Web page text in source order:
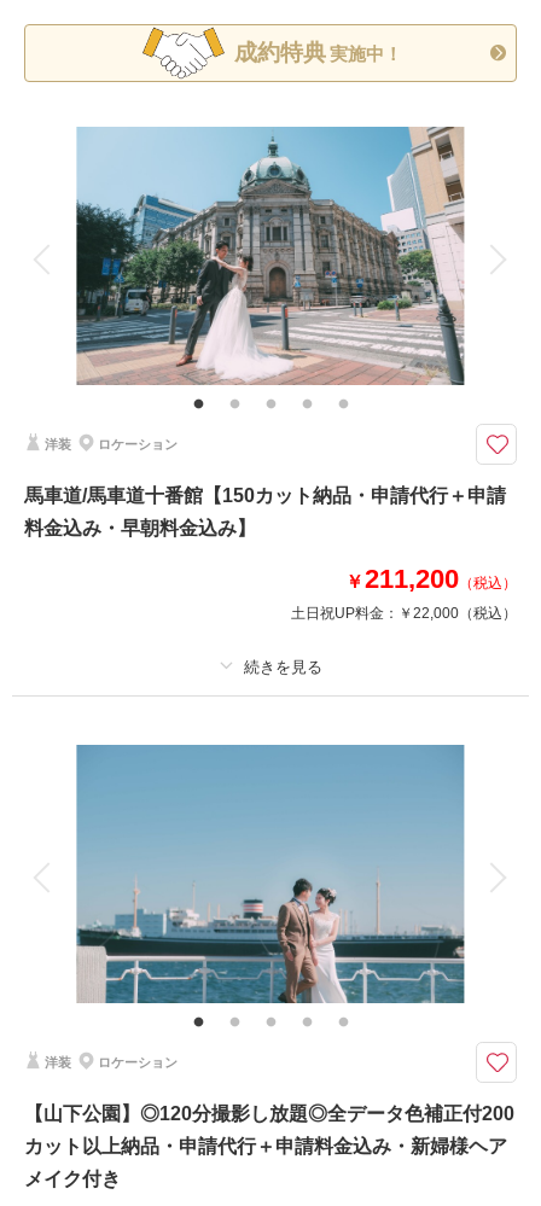
新婦衣装1着
着付け ヘアメイク 小物一式
会食 挙式
家族用衣装レンタル ペットと撮影
～ お客様の携帯でもお写真やムービーもお撮影いただけます～
スタジオから徒歩５分！
歴史的建造物でクラシカルな撮影ができるロケーション地です♪
ステンドグラスの窓が美しく、チャペル風の撮影が叶います☆
※時間延長は、１時間：16,500円～
このプランで撮影可能な撮影レポート
撮影場所： 横浜開港記念会館（神奈川）
成約特典実施中！
洋装 ロケーション
馬車道/馬車道十番館【150カット納品・申請代行＋申請
料金込み・早朝料金込み】
￥211,200 （税込）
土日祝UP料金： ￥22,000 （税込）
家族と撮影 家族用衣装レンタル
レトロな空間と街並みで撮影ができます
【プラン内容】
・150カットUSBデータ
・新婦様 洋装1着
・衣装小物（ブーケ、ベール、アクセサリーなど）
・早朝料金
洋装 ロケーション
【山下公園】◎120分撮影し放題◎全データ色補正付200
カット以上納品・申請代行＋申請料金込み・新婦様ヘア
メイク付き